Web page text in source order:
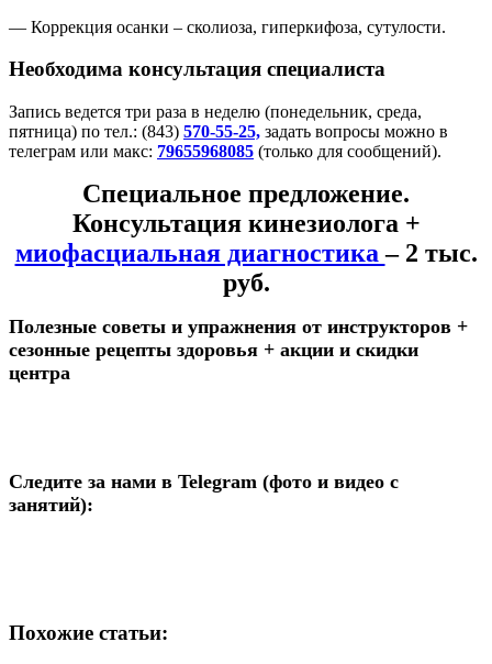
— Коррекция осанки – сколиоза, гиперкифоза, сутулости.
Необходима консультация специалиста
Запись ведется три раза в неделю (понедельник, среда,
пятница) по тел.: (843) 570-55-25, задать вопросы можно в
телеграм или макс: 79655968085 (только для сообщений).
Специальное предложение.
Консультация кинезиолога +
миофасциальная диагностика– 2 тыс.
руб.
Полезные советы и упражнения от инструкторов +
сезонные рецепты здоровья + акции и скидки
центра
Следите за нами в Telegram (фото и видео с
занятий):
Похожие статьи: